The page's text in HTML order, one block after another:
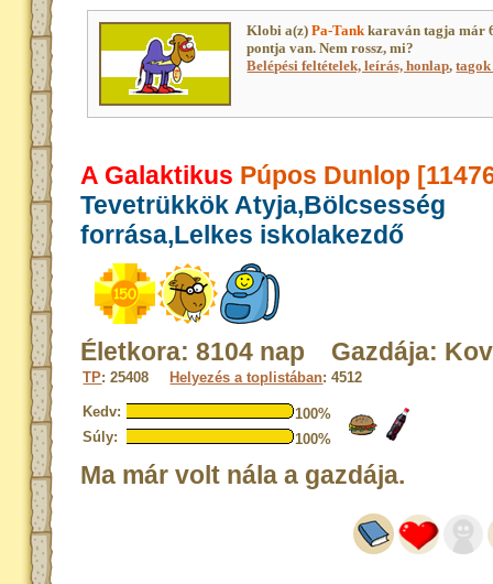
Klobi a(z)Pa-Tankkaraván tagja már
pontja van. Nem rossz, mi?
Belépési feltételek, leírás, honlap,
A Galaktikus Púpos Dunlop
Tevetrükkök Atyja,Bölcsesség
forrása,Lelkes iskolakezdő
Életkora: 8104 nap Gazdája:
TP: 25408 Helyezés a toplistában: 4512
Kedv:
100%
Súly:
100%
Ma már volt nála a gazdája.